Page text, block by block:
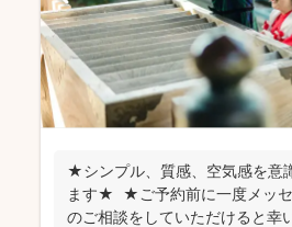
★シンプル、質感、空気感を意
ます★ ★ご予約前に一度メッ
のご相談をしていただけると